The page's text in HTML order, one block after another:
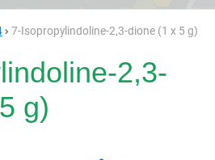
7-Isopropylindoline-2,3-dione (1 x 5 g)
2,3-
g)